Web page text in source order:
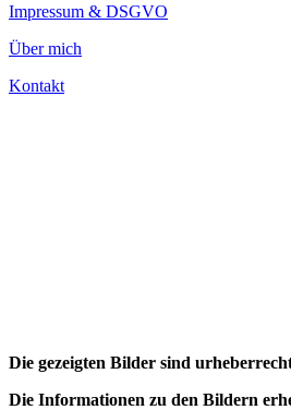
Impressum & DSGVO
Über mich
Kontakt
Die gezeigten Bilder sind
Die Informationen zu den Bildern